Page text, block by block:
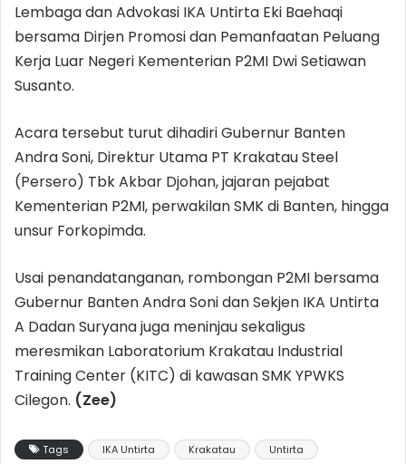
Lembaga dan Advokasi IKA Untirta Eki Baehaqi
bersama Dirjen Promosi dan Pemanfaatan Peluang
Kerja Luar Negeri Kementerian P2MI Dwi Setiawan
Susanto.
Acara tersebut turut dihadiri Gubernur Banten
Andra Soni, Direktur Utama PT Krakatau Steel
(Persero) Tbk Akbar Djohan, jajaran pejabat
Kementerian P2MI, perwakilan SMK di Banten, hingga
unsur Forkopimda.
Usai penandatanganan, rombongan P2MI bersama
Gubernur Banten Andra Soni dan Sekjen IKA Untirta
A Dadan Suryana juga meninjau sekaligus
meresmikan Laboratorium Krakatau Industrial
Training Center (KITC) di kawasan SMK YPWKS
Cilegon. (Zee)
Tags IKA Untirta Krakatau Untirta